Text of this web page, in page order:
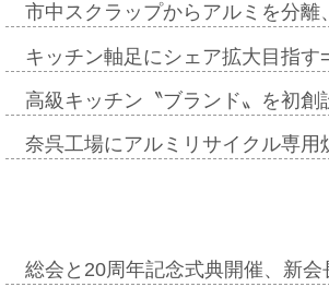
市中スクラップからアルミを分
キッチン軸足にシェア拡大目指
高級キッチン〝ブランド〟を初
奈呉工場にアルミリサイクル専
総会と20周年記念式典開催、新